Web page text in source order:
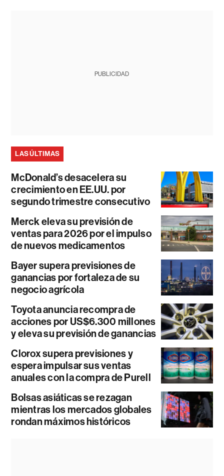
PUBLICIDAD
LAS ÚLTIMAS
McDonald’s desacelera su
crecimiento en EE.UU. por
segundo trimestre consecutivo
Merck eleva su previsión de
ventas para 2026 por el impulso
de nuevos medicamentos
Bayer supera previsiones de
ganancias por fortaleza de su
negocio agrícola
Toyota anuncia recompra de
acciones por US$6.300 millones
y eleva su previsión de ganancias
Clorox supera previsiones y
espera impulsar sus ventas
anuales con la compra de Purell
Bolsas asiáticas se rezagan
mientras los mercados globales
rondan máximos históricos